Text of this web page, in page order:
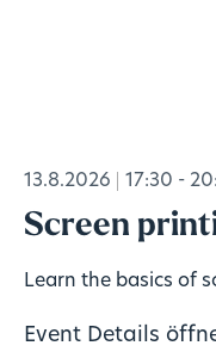
13.8.2026 17:30 -
Screen
Learn the basics of
Event Details